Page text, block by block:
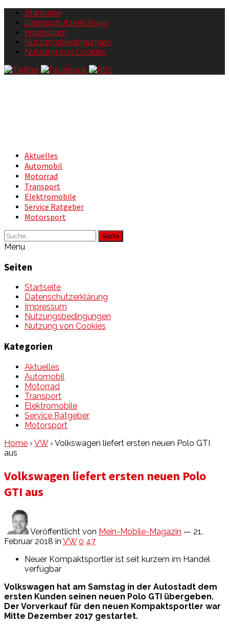
Startseite
Datenschutzerklärung
Impressum
Nutzungsbedingungen
Nutzung von Cookies
Aktuelles
Automobil
Motorrad
Transport
Elektromobile
Service Ratgeber
Motorsport
Suche
Menu
Seiten
Startseite
Datenschutzerklärung
Impressum
Nutzungsbedingungen
Nutzung von Cookies
Kategorien
Aktuelles
Automobil
Motorrad
Transport
Elektromobile
Service Ratgeber
Motorsport
Home › VW › Volkswagen liefert ersten neuen Polo GTI
aus
Volkswagen liefert ersten neuen Polo
GTI aus
Veröffentlicht von Mein-Mobile-Magazin — 21.
Februar 2018 in VW 0 47
Neuer Kompaktsportler ist seit kurzem im Handel
verfügbar
Volkswagen hat am Samstag in der Autostadt dem
ersten Kunden seinen neuen Polo GTI übergeben.
Der Vorverkauf für den neuen Kompaktsportler war
Mitte Dezember 2017 gestartet.